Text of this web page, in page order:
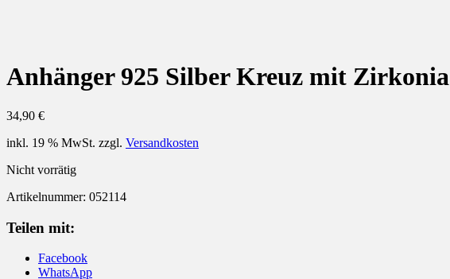
Anhänger 925 Silber Kreuz mit Zirkonia
34,90 €
inkl. 19 % MwSt. zzgl. Versandkosten
Nicht vorrätig
Artikelnummer: 052114
Teilen mit:
Facebook
WhatsApp